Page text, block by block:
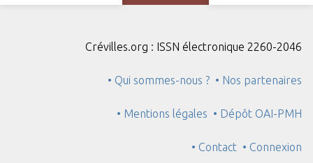
Crévilles.org : ISSN électronique 2260-2046
• Qui sommes-nous ? • Nos partenaires
• Mentions légales • Dépôt OAI-PMH
• Contact • Connexion